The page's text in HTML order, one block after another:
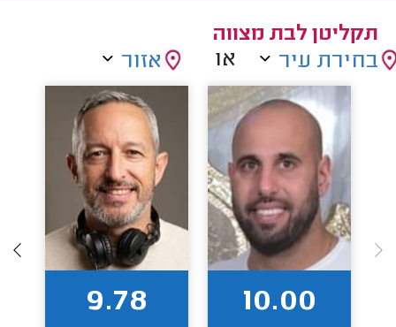
תקליטן לבת מצווה
בחירת עיר או אזור
10.00
9.78